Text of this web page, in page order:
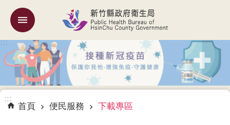
跳到主要內容區塊
機
關
簡
介
訊
:::
:::
首頁 便民服務 下載專區